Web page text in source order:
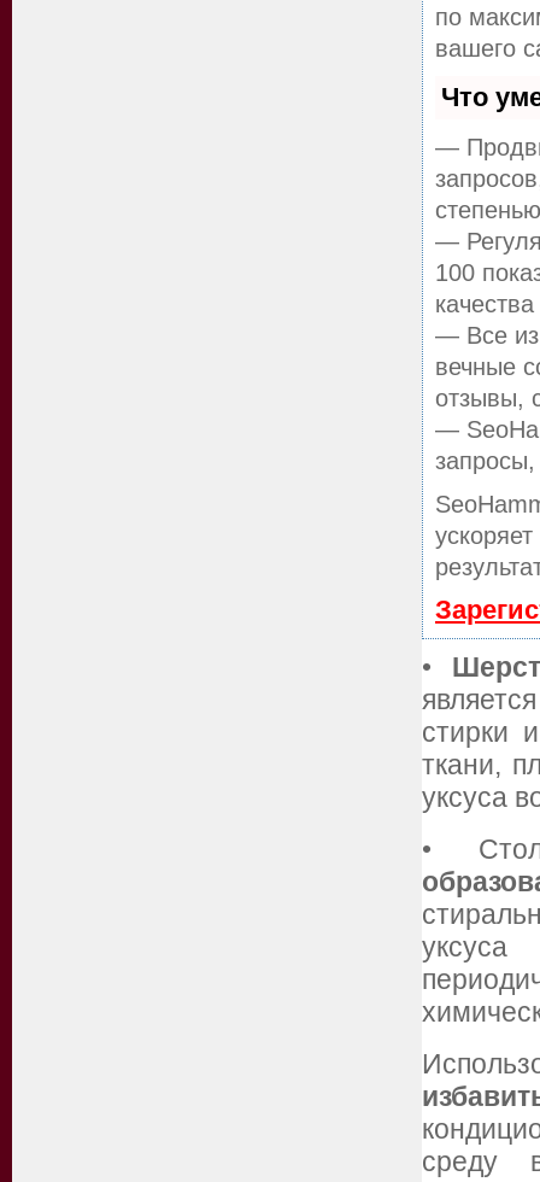
по
вашего
Что
—
—
100
— Все
вечные
отзывы,
—
•
стирки
ткани,
уксуса
•
уксуса
среду